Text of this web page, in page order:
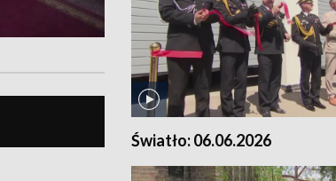
Światło: 06.06.2026